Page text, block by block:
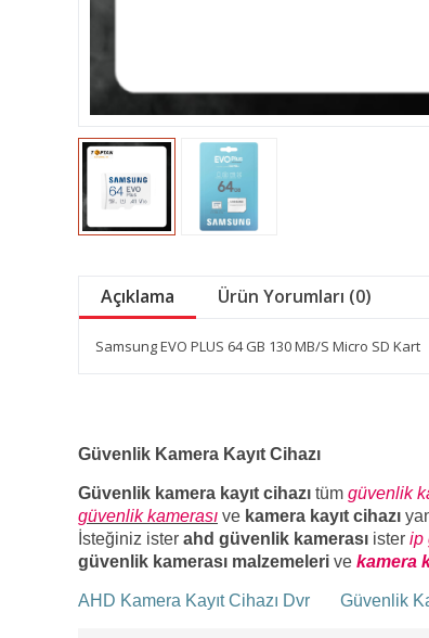
Açıklama Ürün Yorumları (0)
Samsung EVO PLUS 64 GB 130 MB/S Micro SD Kart
Güvenlik Kamera Kayıt Cihazı
Güvenlik kamera kayıt cihazı tüm güvenlik
güvenlik kamerası ve kamera kayıt cihazı
İsteğiniz ister ahd güvenlik kamerası ister ip
güvenlik kamerası malzemeleri ve kamera
AHD Kamera Kayıt Cihazı Dvr Güvenlik